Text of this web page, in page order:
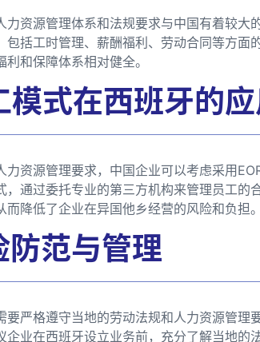
力资源管理体系和法规要求与中国有着较大
包括工时管理、薪酬福利、劳动合同等方面
和保障体系相对健全。
模式在西班牙的
资源管理要求，中国企业可以考虑采用
通过委托专业的第三方机构来管理员工的
降低了企业在异国他乡经营的风险和负担。
防范与管理
要严格遵守当地的劳动法规和人力资源管理
企业在西班牙设立业务前，充分了解当地的